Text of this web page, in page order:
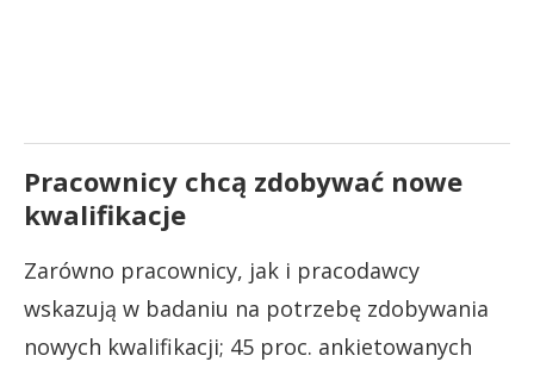
Pracownicy chcą zdobywać nowe
kwalifikacje
Zarówno pracownicy, jak i pracodawcy
wskazują w badaniu na potrzebę zdobywania
nowych kwalifikacji; 45 proc. ankietowanych